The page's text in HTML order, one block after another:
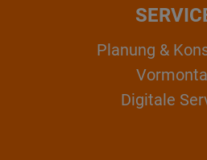
Planung &
Digitale